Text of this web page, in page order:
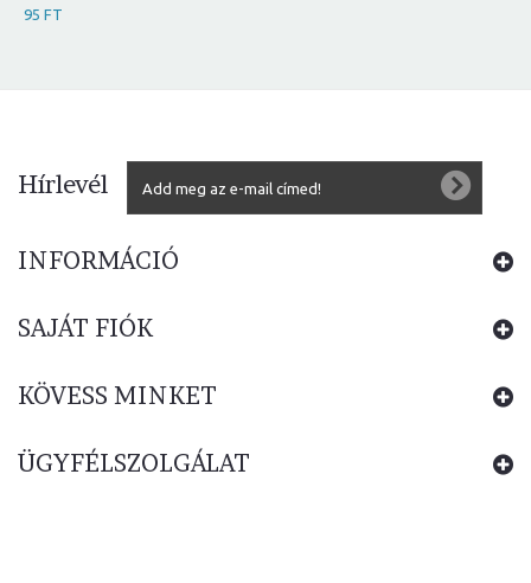
95 FT
Hírlevél
INFORMÁCIÓ
SAJÁT FIÓK
KÖVESS MINKET
ÜGYFÉLSZOLGÁLAT